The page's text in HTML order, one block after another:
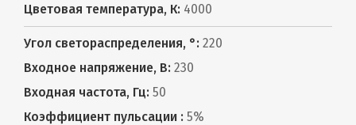
Цветовая температура, К: 4000
Угол светораспределения, °: 220
Входное напряжение, В: 230
Входная частота, Гц: 50
Коэффициент пульсации : 5%